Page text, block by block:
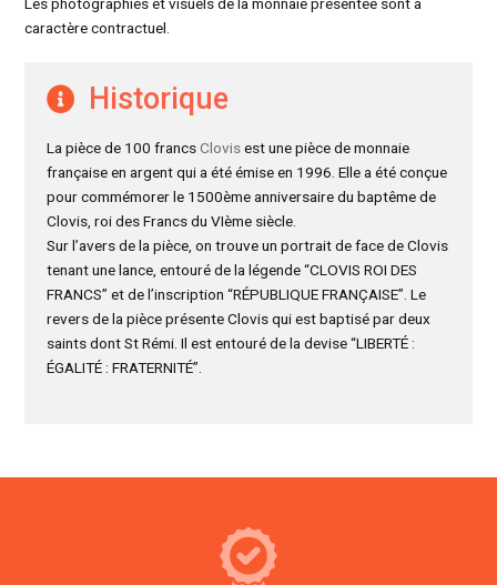
caractère contractuel.
Historique
La pièce de 100 francsClovisest une pièce de monnaie
française en argent qui a été émise en 1996. Elle a été conçue
pour commémorer le 1500ème anniversaire du baptême de
Clovis, roi des Francs du VIème siècle.
Sur l’avers de la pièce, on trouve un portrait de face de Clovis
tenant une lance, entouré de la légende “CLOVIS ROI DES
FRANCS” et de l’inscription “RÉPUBLIQUE FRANÇAISE”. Le
revers de la pièce présente Clovis qui est baptisé par deux
saints dont St Rémi. Il est entouré de la devise “LIBERTÉ :
ÉGALITÉ : FRATERNITÉ”.